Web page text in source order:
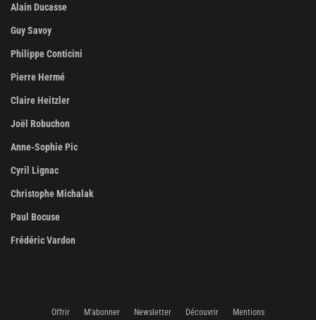
Alain Ducasse
Guy Savoy
Philippe Conticini
Pierre Hermé
Claire Heitzler
Joël Robuchon
Anne-Sophie Pic
Cyril Lignac
Christophe Michalak
Paul Bocuse
Frédéric Vardon
Offrir M'abonner Newsletter Découvrir Mentions